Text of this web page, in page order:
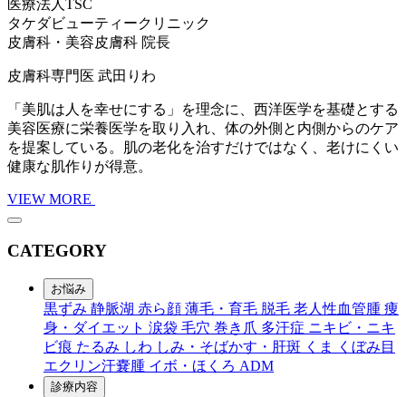
医療法人TSC
タケダビューティークリニック
皮膚科・美容皮膚科 院長
皮膚科専門医 武田りわ
「美肌は人を幸せにする」を理念に、西洋医学を基礎とする
美容医療に栄養医学を取り入れ、体の外側と内側からのケア
を提案している。肌の老化を治すだけではなく、老けにくい
健康な肌作りが得意。
VIEW MORE
CATEGORY
お悩み
黒ずみ 静脈湖 赤ら顔 薄毛・育毛 脱毛 老人性血管腫 痩
身・ダイエット 涙袋 毛穴 巻き爪 多汗症 ニキビ・ニキ
ビ痕 たるみ しわ しみ・そばかす・肝斑 くま
くぼみ目
エクリン汗嚢腫 イボ・ほくろ ADM
診療内容